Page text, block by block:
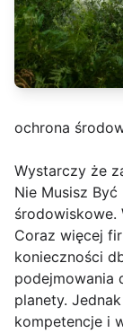
ochrona
Wystarczy że
Nie Musisz
środowiskowe.
Coraz więcej
konieczności
podejmowania
planety.
kompetencje i